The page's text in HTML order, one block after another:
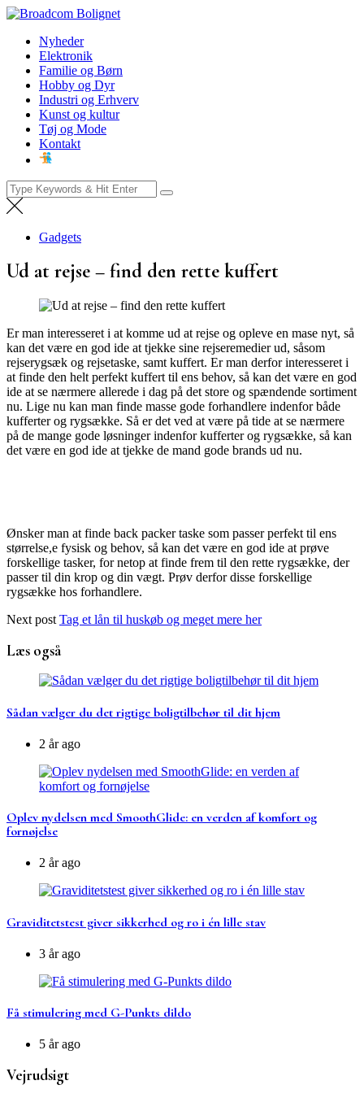
Skip
content
Broadcom Bolignet
NyhederNyheder
Elektronik
Familie og Børn
Hobby og Dyr
Industri og Erhverv
Kunst og kultur
Tøj og Mode
Kontakt
Search
for:
Gadgets
Ud at rejse – find den rette kuffert
Er man interesseret i at komme ud at rejse og opleve en mase nyt, så
kan det være en god ide at tjekke sine rejseremedier ud, såsom
rejserygsæk og rejsetaske, samt kuffert. Er man derfor interesseret i
at finde den helt perfekt kuffert til ens behov, så kan det være en god
ide at se nærmere allerede i dag på det store og spændende sortiment
nu. Lige nu kan man finde masse gode forhandlere indenfor både
kufferter og rygsække. Så er det ved at være på tide at se nærmere
på de mange gode løsninger indenfor kufferter og rygsække, så kan
det være en god ide at tjekke de mand gode brands ud nu.
Ønsker man at finde back packer taske som passer perfekt til ens
størrelse,e fysisk og behov, så kan det være en god ide at prøve
forskellige tasker, for netop at finde frem til den rette rygsække, der
passer til din krop og din vægt. Prøv derfor disse forskellige
rygsække hos forhandlere.
Next post Tag et lån til huskøb og meget mere her
Læs også
Sådan vælger du det rigtige boligtilbehør til dit hjem
2 år ago
Oplev nydelsen med SmoothGlide: en verden af komfort og
fornøjelse
2 år ago
Graviditetstest giver sikkerhed og ro i én lille stav
3 år ago
Få stimulering med G-Punkts dildo
5 år ago
Vejrudsigt